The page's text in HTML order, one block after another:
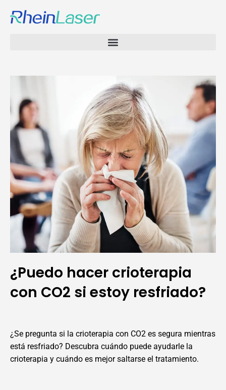
¿Puedo hacer crioterapia
con CO2 si estoy resfriado?
¿Se pregunta si la crioterapia con CO2 es segura mientras
está resfriado? Descubra cuándo puede ayudarle la
crioterapia y cuándo es mejor saltarse el tratamiento.